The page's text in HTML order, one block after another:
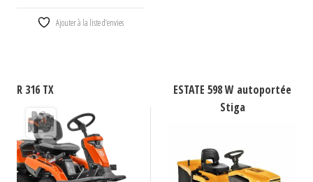
4409,00€.
Ajouter à la liste d’envies
R 316 TX
ESTATE 598 W autoportée
Stiga